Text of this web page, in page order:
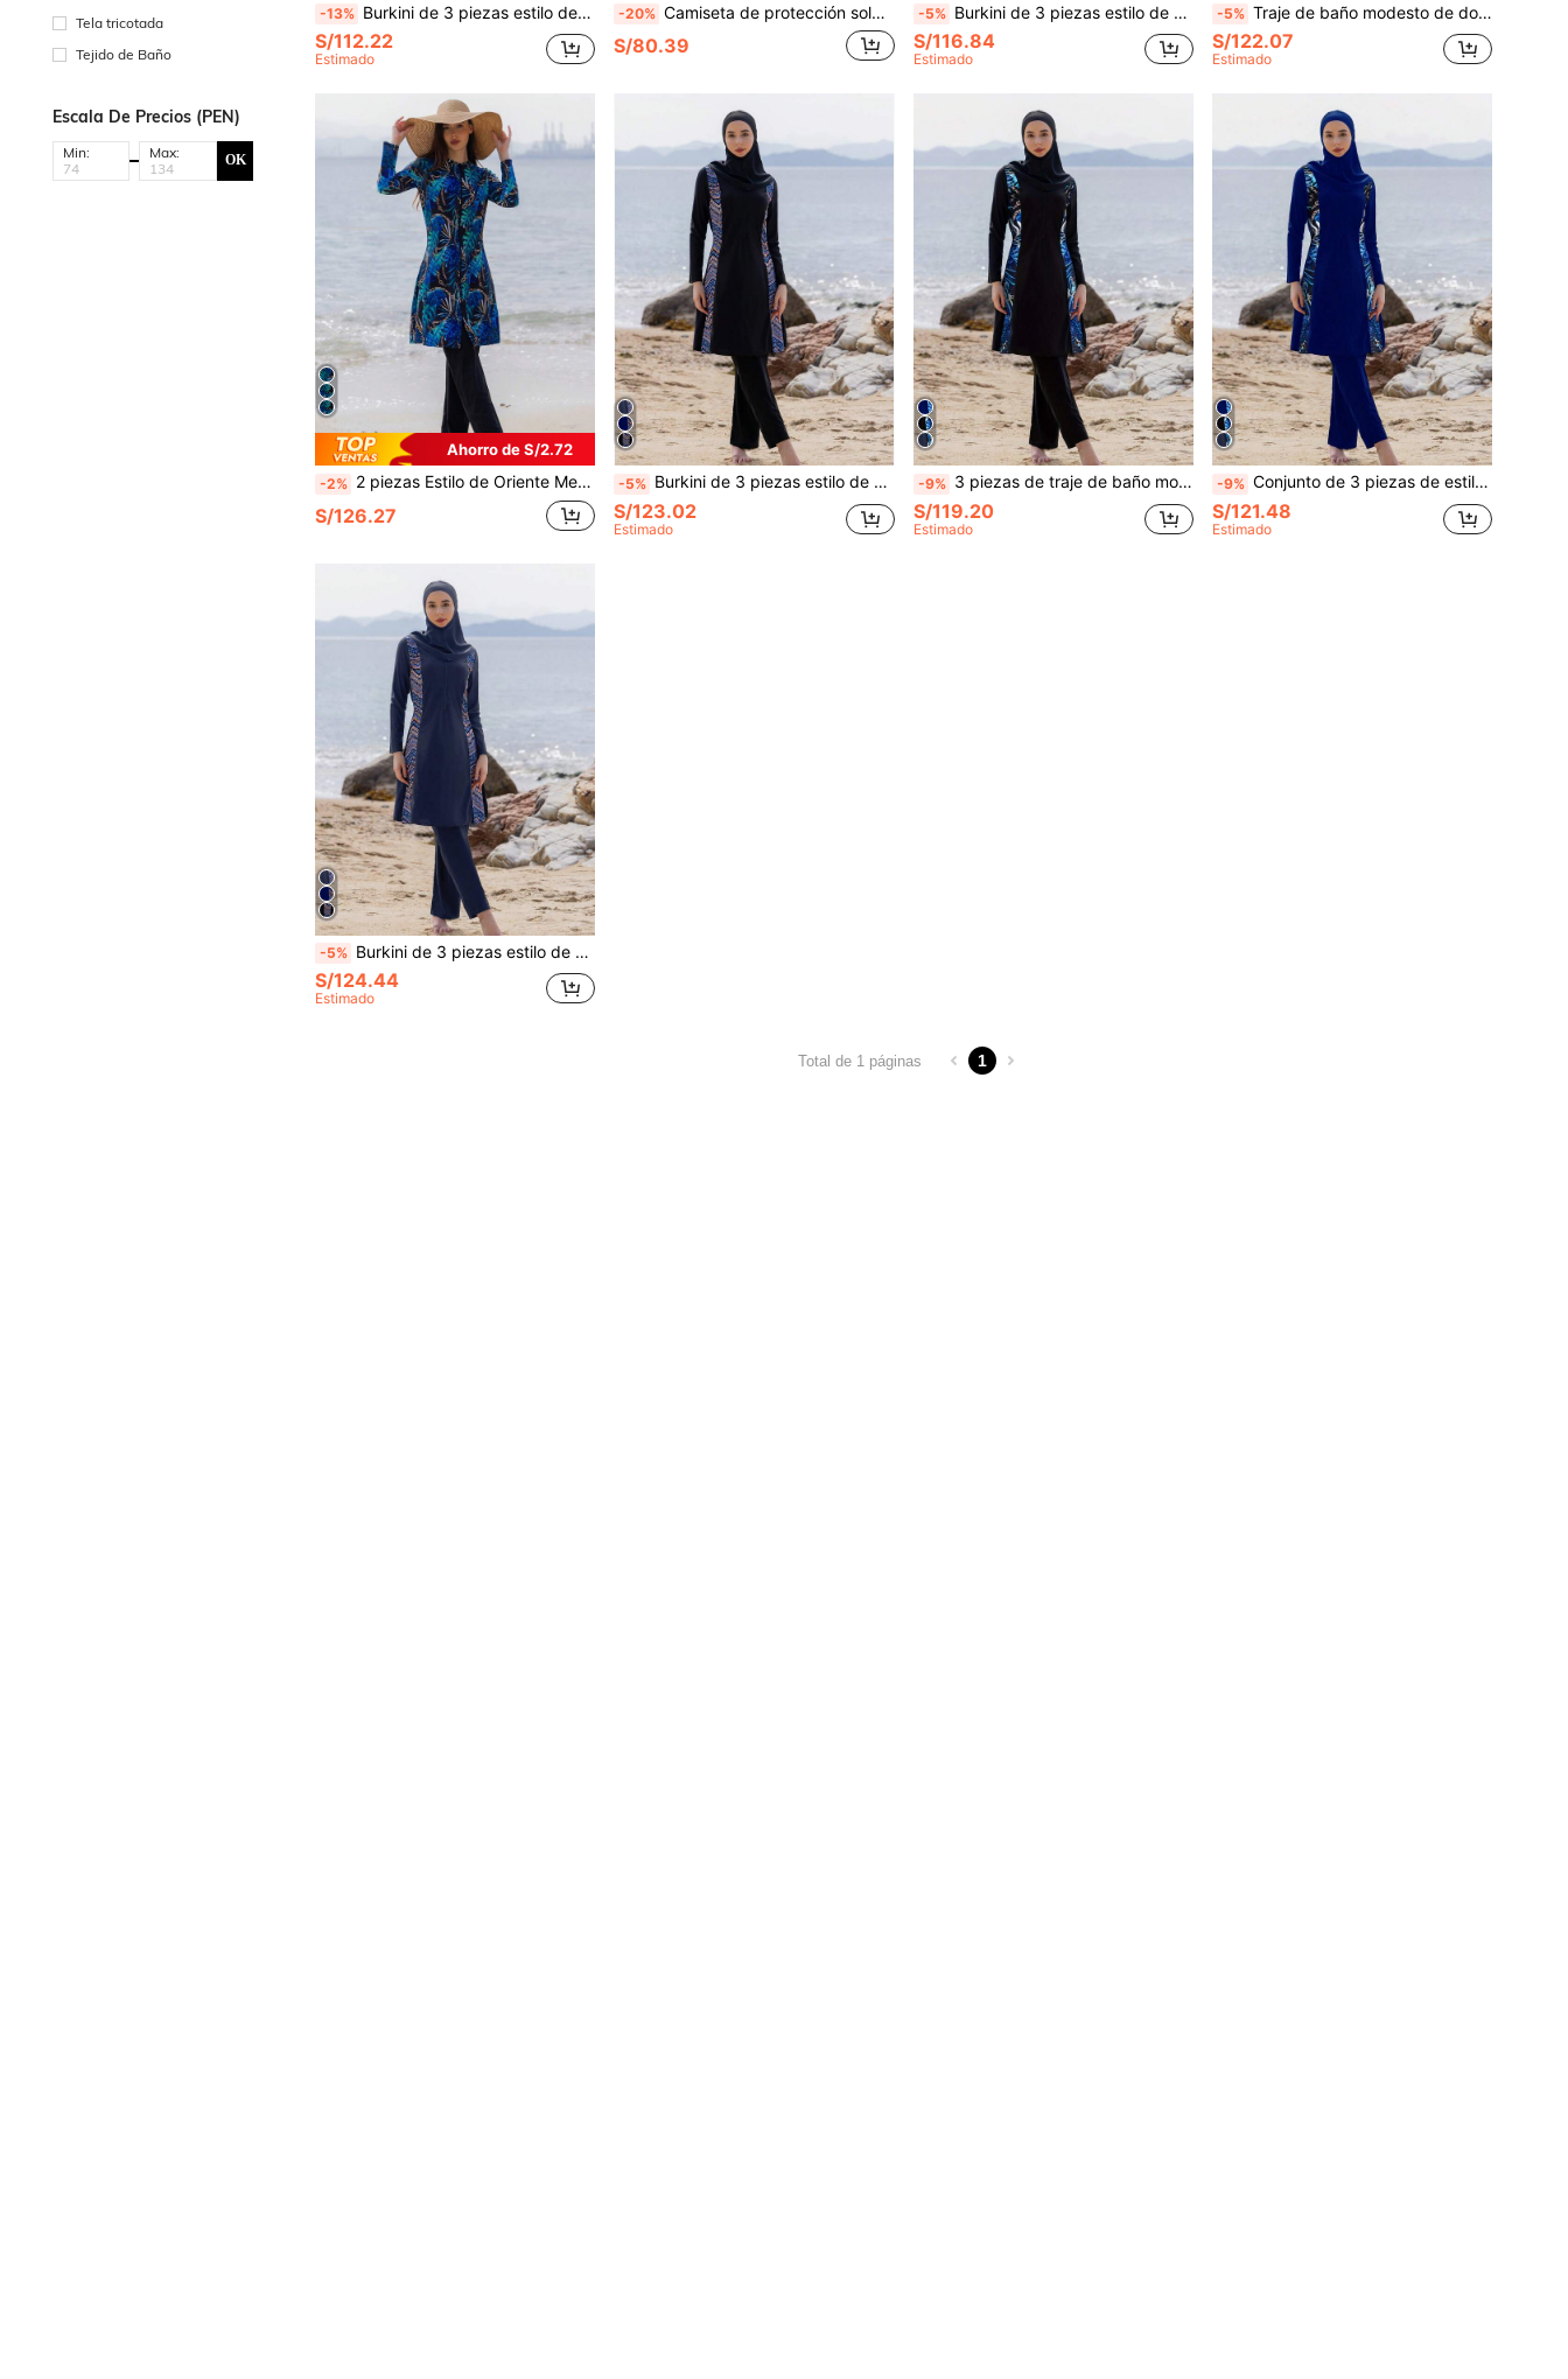
Tela tricotada
Tejido de Baño
Escala De Precios (PEN)
Min: Max: OK
-13% Burkini de 3 piezas estilo de Oriente Medio con sombrero, traje de baño conservador de Body completo para mujeres, deportes de playa de verano y vacaciones
S/112.22
Estimado
-20% Camiseta de protección solar con cremallera y gráfico de letras para vacaciones de verano en la playa, color negro
S/80.39
-5% Burkini de 3 piezas estilo de Oriente Medio con sombrero, traje de baño conservador de Body completo para mujeres, deportes de playa de verano y vacaciones en negro
S/116.84
Estimado
-5% Traje de baño modesto de dos piezas con manga larga y pantalones, estilo de Oriente Medio, traje de baño de cobertura completa para mujer para la playa, vacaciones de verano
S/122.07
Estimado
Ahorro de S/2.72
-2% 2 piezas Estilo de Oriente Medio Manga Larga y Pantalón Largo Burkini Modesto para Mujer Traje de Baño de Body Completo, Conjunto de Playa Negro para Vacaciones de Verano
S/126.27
-5% Burkini de 3 piezas estilo de Oriente Medio con sombrero, traje de baño conservador de Body completo para mujeres, deportes de playa de verano y vacaciones en color negro
S/123.02
Estimado
-9% 3 piezas de traje de baño modesto para mujer con cobertura completa, con capucha, top de manga larga y leggings, estilo de Oriente Medio, negro, para playa, deportes y vacaciones de verano
S/119.20
Estimado
-9% Conjunto de 3 piezas de estilo de Oriente Medio para mujer con manga larga y pantalones largos con pañuelo, traje de baño conservador y modesto para playa, deportes de verano y vacaciones
S/121.48
Estimado
-5% Burkini de 3 piezas estilo de Oriente Medio con sombrero, traje de baño conservador de Body completo para mujeres, deportes de playa de verano y vacaciones
S/124.44
Estimado
Total de 1 páginas 1